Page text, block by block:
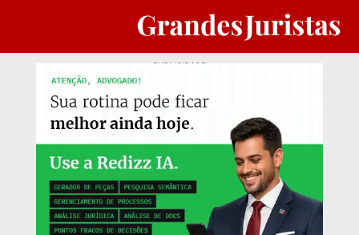
PUBLICIDADE